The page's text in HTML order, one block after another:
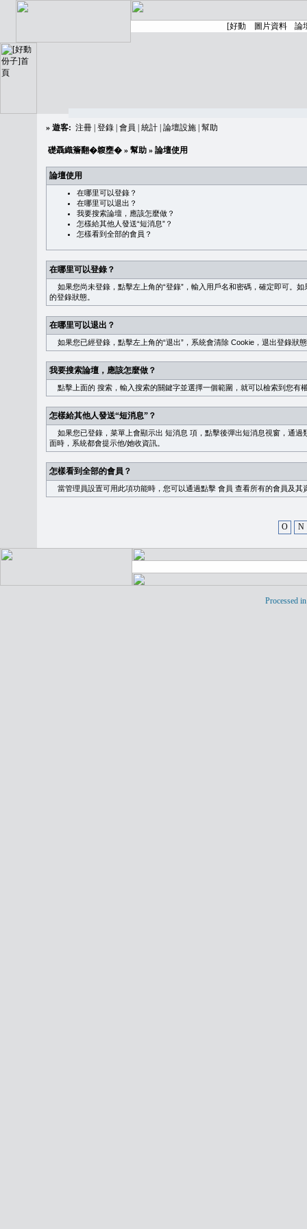
» 遊客: 注冊 登錄 會員 統計 論壇設施 幫助
礎聶織簷翻�䪖壅� » 幫助 » 論壇使用
論壇使用
在哪里可以登錄？
在哪里可以退出？
我要搜索論壇，應該怎麼做？
怎樣給其他人發送“短消息”？
怎樣看到全部的會員？
在哪里可以登錄？
如果您尚未登錄，點擊左上角的“登錄”，輸入用戶名和密碼，確定即可。
的登錄狀態。
在哪里可以退出？
如果您已經登錄，點擊左上角的“退出”，系統會清除 Cookie，退出登錄狀
我要搜索論壇，應該怎麼做？
點擊上面的 搜索 ，輸入搜索的關鍵字並選擇一個範圍，就可以檢索到您有
怎樣給其他人發送“短消息”？
如果您已登錄，菜單上會顯示出 短消息 項，點擊後彈出短消息視窗，通過
面時，系統都會提示他/她收資訊。
怎樣看到全部的會員？
當管理員設置可用此項功能時，您可以通過點擊 會員 查看所有的會員及其
O N
Processed